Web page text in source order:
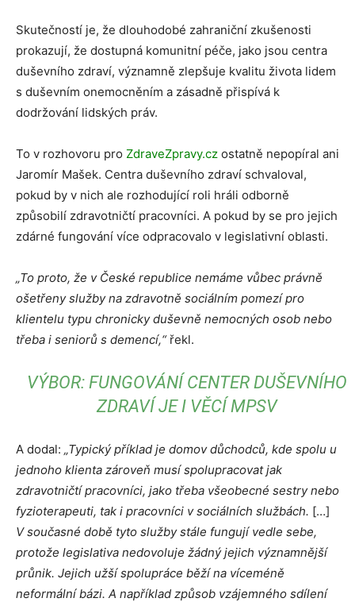
Skutečností je, že dlouhodobé zahraniční zkušenosti
prokazují, že dostupná komunitní péče, jako jsou centra
duševního zdraví, významně zlepšuje kvalitu života lidem
s duševním onemocněním a zásadně přispívá k
dodržování lidských práv.
To v rozhovoru pro ZdraveZpravy.cz ostatně nepopíral ani
Jaromír Mašek. Centra duševního zdraví schvaloval,
pokud by v nich ale rozhodující roli hráli odborně
způsobilí zdravotničtí pracovníci. A pokud by se pro jejich
zdárné fungování více odpracovalo v legislativní oblasti.
„To proto, že v České republice nemáme vůbec právně
ošetřeny služby na zdravotně sociálním pomezí pro
klientelu typu chronicky duševně nemocných osob nebo
třeba i seniorů s demencí,“řekl.
VÝBOR: FUNGOVÁNÍ CENTER DUŠEVNÍHO
ZDRAVÍ JE I VĚCÍ MPSV
A dodal: „Typický příklad je domov důchodců, kde spolu u
jednoho klienta zároveň musí spolupracovat jak
zdravotničtí pracovníci, jako třeba všeobecné sestry nebo
fyzioterapeuti, tak i pracovníci v sociálních službách. […]
V současné době tyto služby stále fungují vedle sebe,
protože legislativa nedovoluje žádný jejich významnější
průnik. Jejich užší spolupráce běží na víceméně
neformální bázi. A například způsob vzájemného sdílení